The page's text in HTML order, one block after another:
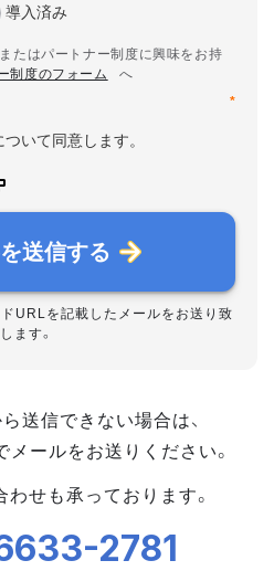
導入済み
たはパートナー制度に興味をお持
制度のフォーム
へ
*
いて同意します。
送信する
URLを記載したメールをお送り致
します。
送信できない場合は、
メールをお送りください。
せも承っております。
2781